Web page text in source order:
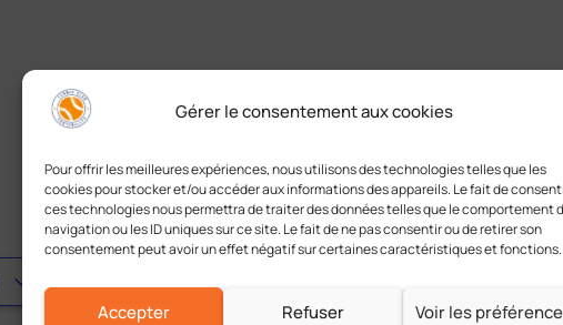
Gérer le consentement aux cookies
Pour offrir les meilleures expériences, nous utilisons des technologies telles que les
cookies pour stocker et/ou accéder aux informations des appareils. Le fait de
ces technologies nous permettra de traiter des données telles que le comportement
navigation ou les ID uniques sur ce site. Le fait de ne pas consentir ou de retirer son
consentement peut avoir un effet négatif sur certaines caractéristiques et fonctions.
Accepter Refuser Voir les